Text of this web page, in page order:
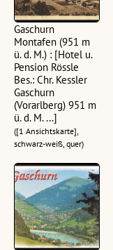
Gaschurn
Montafen (951 m
ü. d. M.) : [Hotel u.
Pension Rössle
Bes.: Chr. Kessler
Gaschurn
(Vorarlberg) 951 m
ü. d. M. ...]
([1 Ansichtskarte],
schwarz-weiß, quer)